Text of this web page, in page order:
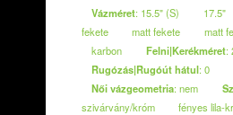
Vázméret: 15.5" (S) 17.5"
fekete
matt fekete matt
karbon
Felni|Kerékméret:
Rugózás|Rugóút hátul: 0
Női vázgeometria: nem
szivárvány/króm
fényes lila-